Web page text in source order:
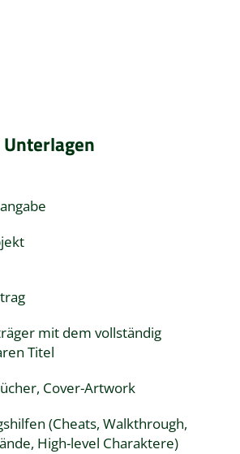
mit dem vollständig
Titel
Cover-Artwork
(Cheats, Walkthrough,
High-level Charaktere)